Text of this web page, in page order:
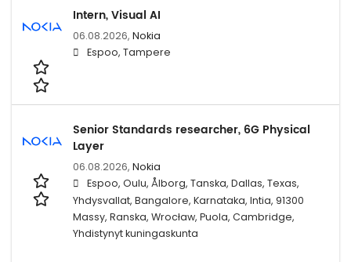
Intern, Visual AI
06.08.2026, Nokia
Espoo, Tampere
Senior Standards researcher, 6G Physical
Layer
06.08.2026, Nokia
Espoo, Oulu, Ålborg, Tanska, Dallas, Texas,
Yhdysvallat, Bangalore, Karnataka, Intia, 91300
Massy, Ranska, Wrocław, Puola, Cambridge,
Yhdistynyt kuningaskunta